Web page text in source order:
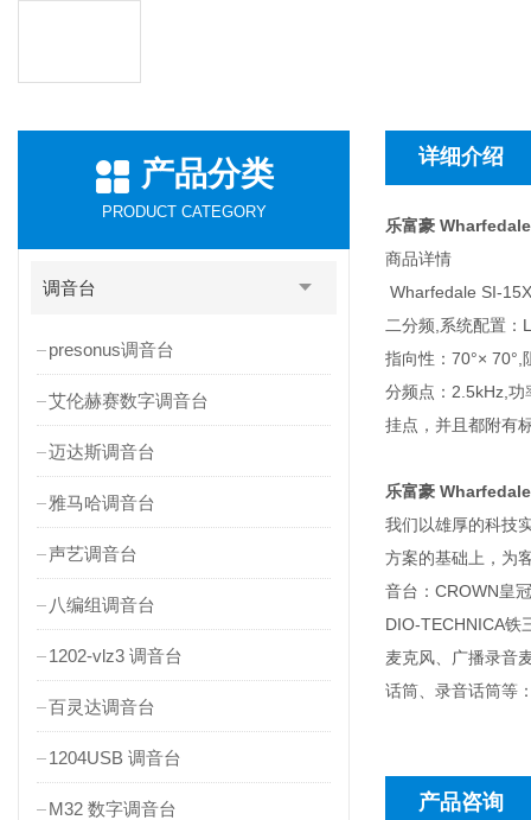
产品分类
PRODUCT CATEGORY
调音台
presonus调音台
艾伦赫赛数字调音台
迈达斯调音台
雅马哈调音台
声艺调音台
八编组调音台
1202-vlz3 调音台
百灵达调音台
1204USB 调音台
M32 数字调音台
详细介绍
乐富豪
商品详情
Wharfedale SI-15X
二分频,系统配置：
指向性：70°×
分频点：2.5kHz,
挂点，并且都附有
乐富豪
我们以雄厚的科技
方案的基础上，为
音台：CROWN皇
DIO-TECHNICA铁
麦克风、广播录音
话筒、录音话筒等
产品咨询